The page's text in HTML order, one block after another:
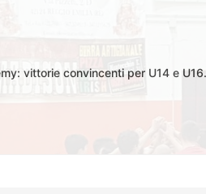
vittorie convincenti per U14 e